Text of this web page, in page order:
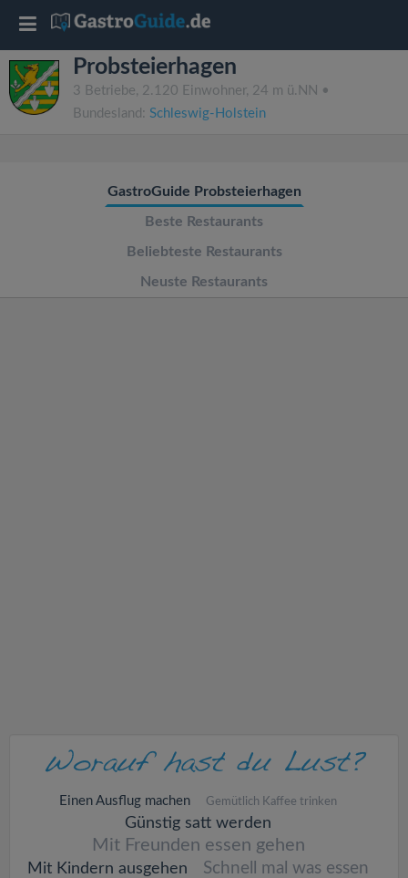
Probsteierhagen
3 Betriebe, 2.120 Einwohner, 24 m ü.NN •
Bundesland: Schleswig-Holstein
GastroGuide Probsteierhagen
Beste Restaurants
Beliebteste Restaurants
Neuste Restaurants
Einen Ausflug machen Gemütlich Kaffee trinken
Günstig satt werden
Mit Freunden essen gehen
Mit Kindern ausgehen Schnell mal was essen
T
o
g